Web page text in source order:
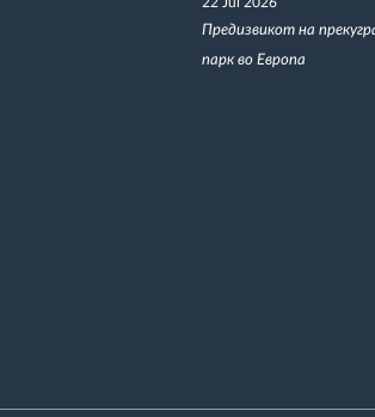
Предизвикот на
парк во Европа